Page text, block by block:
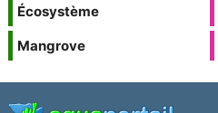
Écosystème
Mangrove